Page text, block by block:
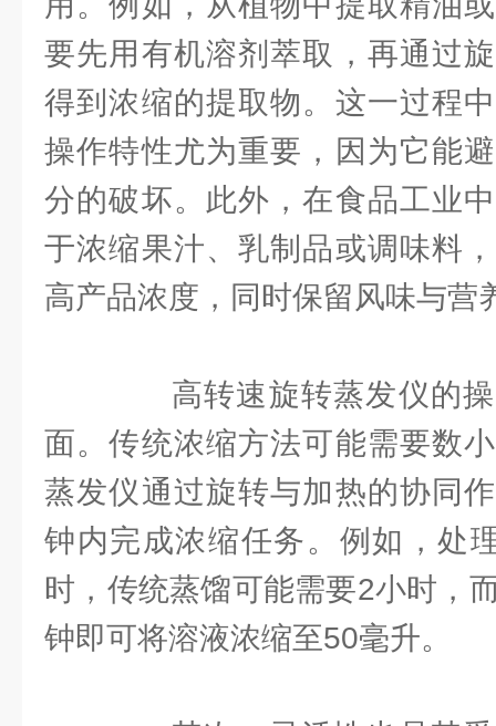
要先用有机溶剂萃取，再通过
得到浓缩的提取物。这一过程
操作特性尤为重要，因为它能
分的破坏。此外，在食品工业
于浓缩果汁、乳制品或调味料
高产品浓度，同时保留风味与营
高转速旋转蒸发仪的操
面。传统浓缩方法可能需要数
蒸发仪通过旋转与加热的协同
钟内完成浓缩任务。例如，处
时，传统蒸馏可能需要2小时，
钟即可将溶液浓缩至50毫升。